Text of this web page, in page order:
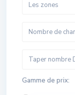
Les zones
Gamme de prix: